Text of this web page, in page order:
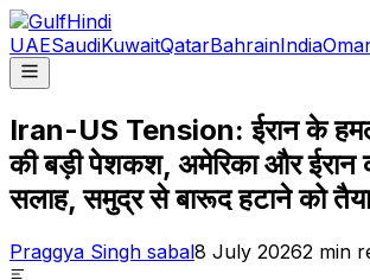
UAESaudiKuwaitQatarBahrainIndia
Iran-US Tension: ईरान के हमले
की बड़ी पेशकश, अमेरिका और ईरान
सलाह, समुद्र से बारूद हटाने को
Praggya Singh sabal8 July 20262 min